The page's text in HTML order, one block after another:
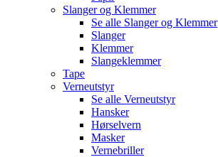
Slanger og Klemmer
Se alle Slanger og Klemmer
Slanger
Klemmer
Slangeklemmer
Tape
Verneutstyr
Se alle Verneutstyr
Hansker
Hørselvern
Masker
Vernebriller